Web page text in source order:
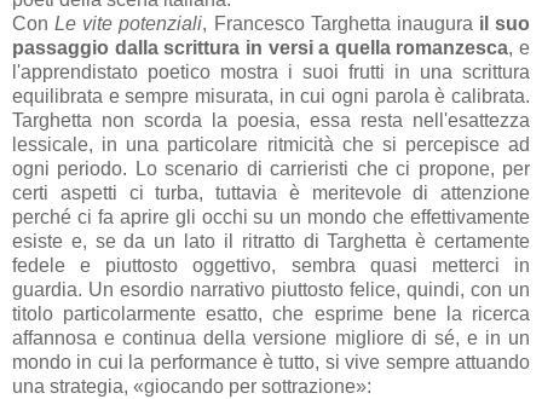
Con Le vite potenziali, Francesco Targhetta inaugura il suo
passaggio dalla scrittura in versi a quella romanzesca, e
l'apprendistato poetico mostra i suoi frutti in una scrittura
equilibrata e sempre misurata, in cui ogni parola è calibrata.
Targhetta non scorda la poesia, essa resta nell'esattezza
lessicale, in una particolare ritmicità che si percepisce ad
ogni periodo. Lo scenario di carrieristi che ci propone, per
certi aspetti ci turba, tuttavia è meritevole di attenzione
perché ci fa aprire gli occhi su un mondo che effettivamente
esiste e, se da un lato il ritratto di Targhetta è certamente
fedele e piuttosto oggettivo, sembra quasi metterci in
guardia. Un esordio narrativo piuttosto felice, quindi, con un
titolo particolarmente esatto, che esprime bene la ricerca
affannosa e continua della versione migliore di sé, e in un
mondo in cui la performance è tutto, si vive sempre attuando
una strategia, «giocando per sottrazione»: